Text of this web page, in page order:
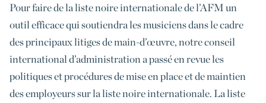
Pour faire de la liste noire internationale de l’AFM un
outil efficace qui soutiendra les musiciens dans le cadre
des principaux litiges de main-d’œuvre, notre conseil
international d’administration a passé en revue les
politiques et procédures de mise en place et de maintien
des employeurs sur la liste noire internationale. La liste